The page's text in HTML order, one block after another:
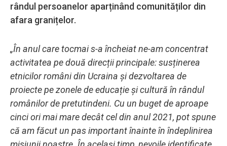
rândul persoanelor aparținând comunităților din
afara granițelor.
„În anul care tocmai s-a încheiat ne-am concentrat
activitatea pe două direcții principale: susținerea
etnicilor români din Ucraina și dezvoltarea de
proiecte pe zonele de educație și cultură în rândul
românilor de pretutindeni. Cu un buget de aproape
cinci ori mai mare decât cel din anul 2021, pot spune
că am făcut un pas important înainte în îndeplinirea